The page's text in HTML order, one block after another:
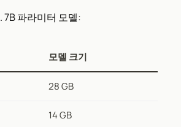
7B 파라미터 모델:
모델 크기
28 GB
14 GB